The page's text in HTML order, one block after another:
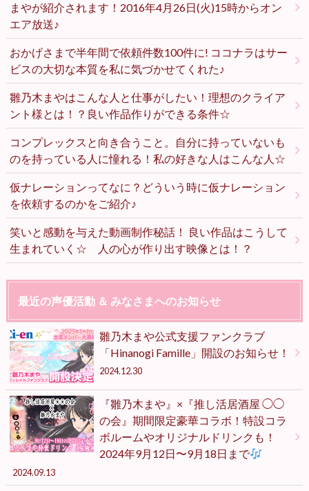
まやが紹介されます！2016年4月26日(火)15時からオン
エア放送♪
おかげさまで半年間で依頼件数100件に! ココナラはサー
ビスの大切な本質を私に気づかせてくれた♪
雛乃木まやはこんな人と仕事がしたい！理想のクライア
ント様とは！？良い作品作りができる条件☆
コンプレックスと向き合うこと。自分に持っていないも
のを持っている人に憧れる！私の好きな人はこんな人☆
仮ナレーションってなに？どういう時に仮ナレーション
を依頼するのかをご紹介♪
笑いと感動を与えた動画制作秘話！ 良い作品はこうして
生まれていく☆ 人の心が作り出す映像とは！？
最近の声優活動 ＆ みなさまへのお知らせ
雛乃木まや公式支援ファンクラブ
「Hinanogi Famille」開設のお知らせ！
2024.12.30
『雛乃木まや』×『推し活居酒屋 ◯◯
の会』期間限定豪華コラボ！特設コラ
ボルームやオリジナルドリンクも！
2024年9月12日〜9月18日まで
2024.09.13